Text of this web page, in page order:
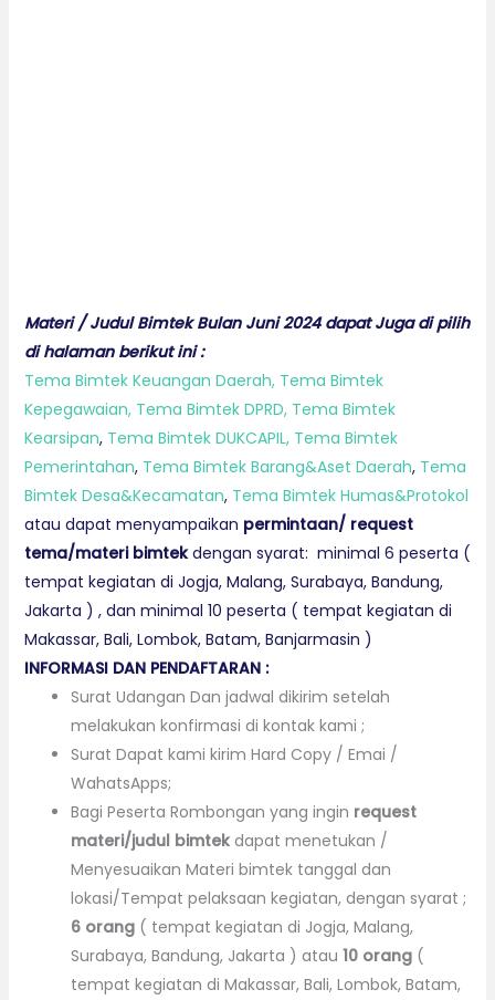
Materi / Judul Bimtek Bulan Juni 2024 dapat Juga di pilih
di halaman berikut ini :
Tema Bimtek Keuangan Daerah, Tema Bimtek
Kepegawaian, Tema Bimtek DPRD, Tema Bimtek
Kearsipan, Tema Bimtek DUKCAPIL, Tema Bimtek
Pemerintahan, Tema Bimtek Barang&Aset Daerah, Tema
Bimtek Desa&Kecamatan, Tema Bimtek Humas&Protokol
atau dapat menyampaikan permintaan/ request
tema/materi bimtekdengan syarat: minimal 6 peserta (
tempat kegiatan di Jogja, Malang, Surabaya, Bandung,
Jakarta ) , dan minimal 10 peserta ( tempat kegiatan di
Makassar, Bali, Lombok, Batam, Banjarmasin )
INFORMASI DAN PENDAFTARAN :
Surat Udangan Dan jadwal dikirim setelah
melakukan konfirmasi di kontak kami ;
Surat Dapat kami kirim Hard Copy / Emai /
WahatsApps;
Bagi Peserta Rombongan yang ingin request
materi/judul bimtek dapat menetukan /
Menyesuaikan Materi bimtek tanggal dan
lokasi/Tempat pelaksaan kegiatan, dengan syarat ;
6 orang( tempat kegiatan di Jogja, Malang,
Surabaya, Bandung, Jakarta ) atau 10 orang(
tempat kegiatan di Makassar, Bali, Lombok, Batam,